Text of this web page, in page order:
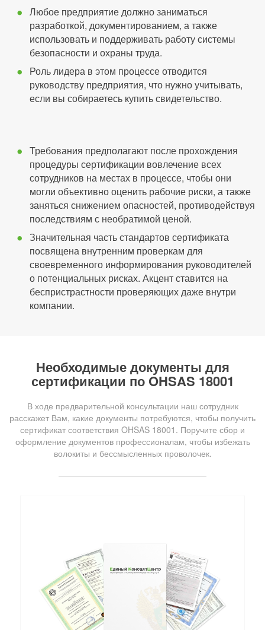
Любое предприятие должно заниматься
разработкой, документированием, а также
использовать и поддерживать работу системы
безопасности и охраны труда.
Роль лидера в этом процессе отводится
руководству предприятия, что нужно учитывать,
если вы собираетесь купить свидетельство.
Требования предполагают после прохождения
процедуры сертификации вовлечение всех
сотрудников на местах в процессе, чтобы они
могли объективно оценить рабочие риски, а также
заняться снижением опасностей, противодействуя
последствиям с необратимой ценой.
Значительная часть стандартов сертификата
посвящена внутренним проверкам для
своевременного информирования руководителей
о потенциальных рисках. Акцент ставится на
беспристрастности проверяющих даже внутри
компании.
Необходимые документы для
сертификации по OHSAS 18001
В ходе предварительной консультации наш сотрудник
расскажет Вам, какие документы потребуются, чтобы получить
сертификат соответствия OHSAS 18001. Поручите сбор и
оформление документов профессионалам, чтобы избежать
волокиты и бессмысленных проволочек.